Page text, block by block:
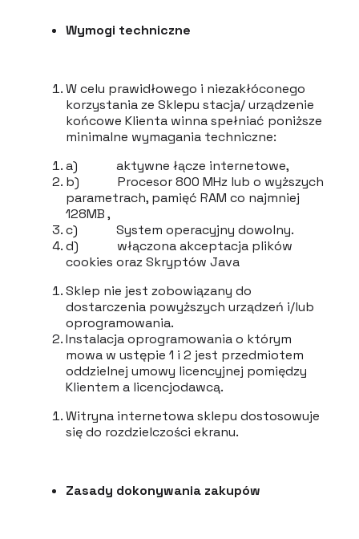
Wymogi techniczne
W celu prawidłowego i niezakłóconego
korzystania ze Sklepu stacja/ urządzenie
końcowe Klienta winna spełniać poniższe
minimalne wymagania techniczne:
a) aktywne łącze internetowe,
b) Procesor 800 MHz lub o wyższych
parametrach, pamięć RAM co najmniej
128MB ,
c) System operacyjny dowolny.
d) włączona akceptacja plików
cookies oraz Skryptów Java
Sklep nie jest zobowiązany do
dostarczenia powyższych urządzeń i/lub
oprogramowania.
Instalacja oprogramowania o którym
mowa w ustępie 1 i 2 jest przedmiotem
oddzielnej umowy licencyjnej pomiędzy
Klientem a licencjodawcą.
Witryna internetowa sklepu dostosowuje
się do rozdzielczości ekranu.
Zasady dokonywania zakupów